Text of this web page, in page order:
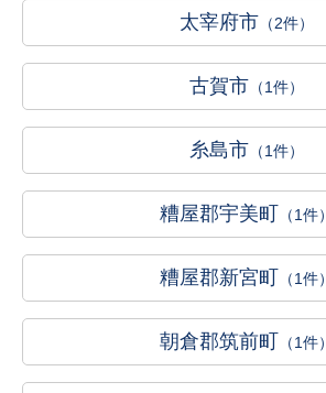
太宰府市 （2件）
古賀市 （1件）
糸島市 （1件）
糟屋郡宇美町 （1件）
糟屋郡新宮町 （1件）
朝倉郡筑前町 （1件）